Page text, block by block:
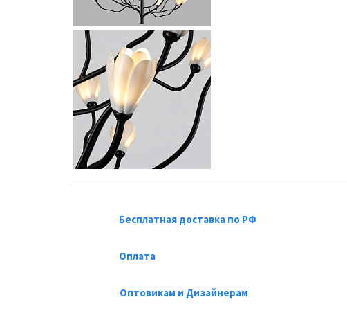
Бесплатная доставка по РФ
Оплата
Оптовикам и Дизайнерам